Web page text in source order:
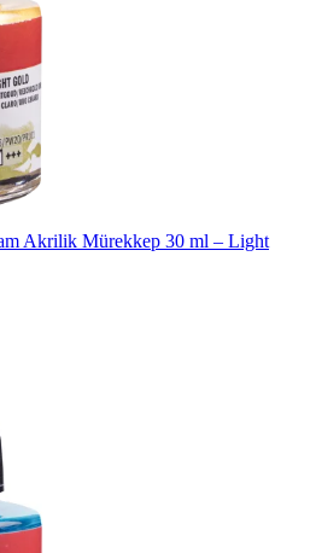
Akrilik Mürekkep 30 ml – Light